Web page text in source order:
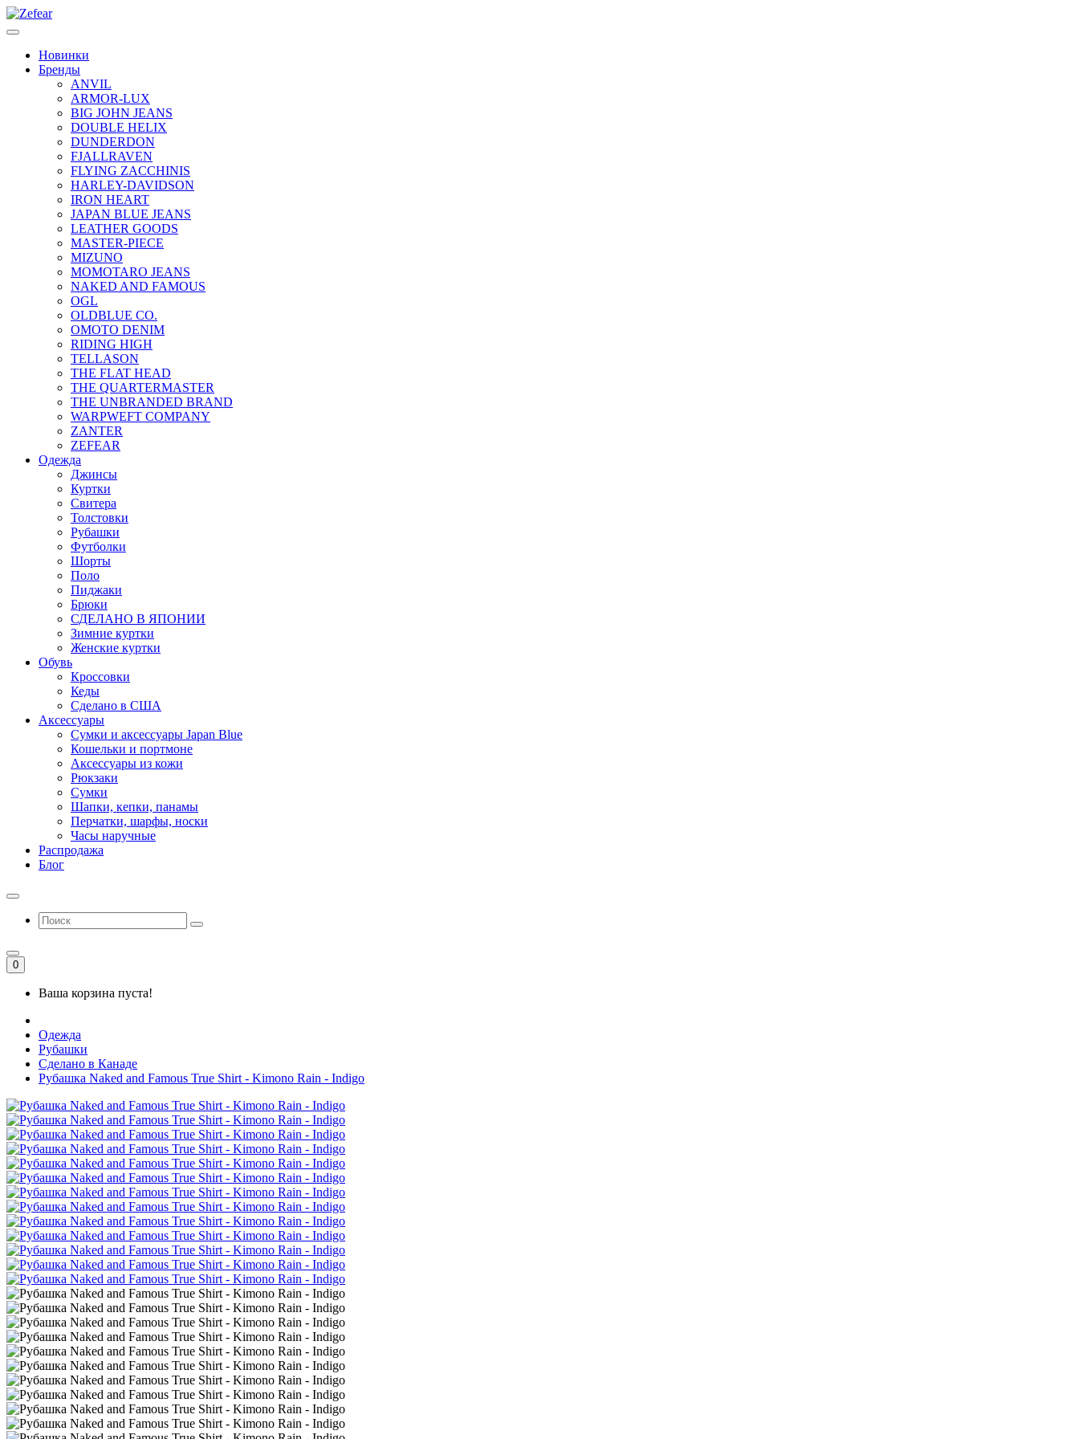
Новинки
Бренды
ANVIL
ARMOR-LUX
BIG JOHN JEANS
DOUBLE HELIX
DUNDERDON
FJALLRAVEN
FLYING ZACCHINIS
HARLEY-DAVIDSON
IRON HEART
JAPAN BLUE JEANS
LEATHER GOODS
MASTER-PIECE
MIZUNO
MOMOTARO JEANS
NAKED AND FAMOUS
OGL
OLDBLUE CO.
OMOTO DENIM
RIDING HIGH
TELLASON
THE FLAT HEAD
THE QUARTERMASTER
THE UNBRANDED BRAND
WARPWEFT COMPANY
ZANTER
ZEFEAR
Одежда
Джинсы
Куртки
Свитера
Толстовки
Рубашки
Футболки
Шорты
Поло
Пиджаки
Брюки
СДЕЛАНО В ЯПОНИИ
Зимние куртки
Женские куртки
Обувь
Кроссовки
Кеды
Сделано в США
Аксессуары
Сумки и аксессуары Japan Blue
Кошельки и портмоне
Аксессуары из кожи
Рюкзаки
Сумки
Шапки, кепки, панамы
Перчатки, шарфы, носки
Часы наручные
Распродажа
Блог
0
Ваша корзина пуста!
Одежда
Рубашки
Сделано в Канаде
Рубашка Naked and Famous True Shirt - Kimono Rain - Indigo